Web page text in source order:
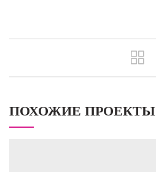
ПОХОЖИЕ ПРОЕКТЫ